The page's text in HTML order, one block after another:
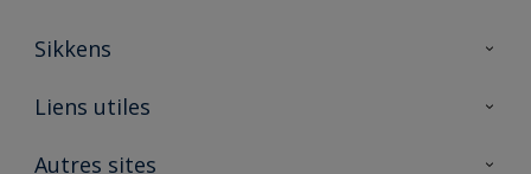
Sikkens
A propos de Sikkens
Liens utiles
Ouvrir un magasin PASS
Autres sites